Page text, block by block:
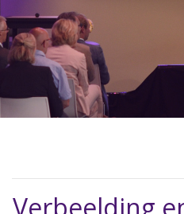
Verbeelding